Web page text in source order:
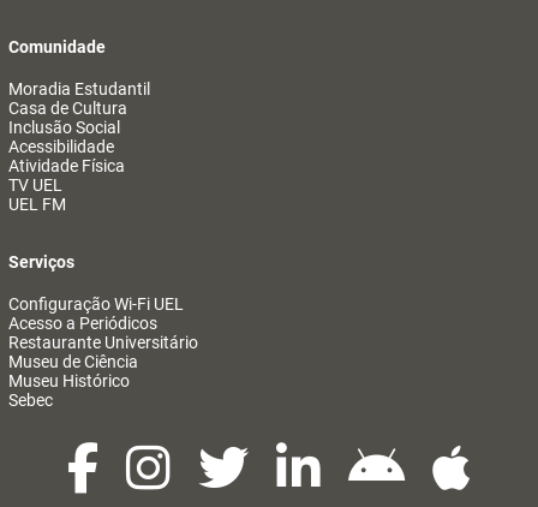
Comunidade
Moradia Estudantil
Casa de Cultura
Inclusão Social
Acessibilidade
Atividade Física
TV UEL
UEL FM
Serviços
Configuração Wi-Fi UEL
Acesso a Periódicos
Restaurante Universitário
Museu de Ciência
Museu Histórico
Sebec